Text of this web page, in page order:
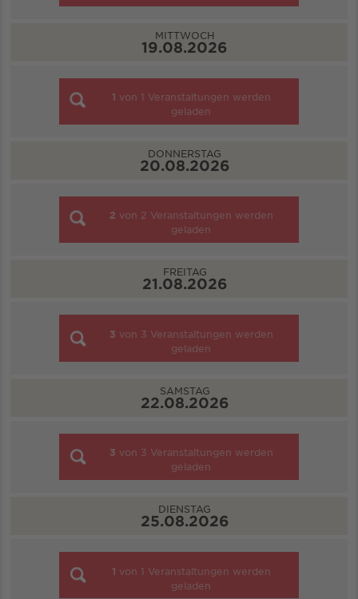
MITTWOCH
19.08.2026
1 von 1 Veranstaltungen werden
geladen
DONNERSTAG
20.08.2026
2 von 2 Veranstaltungen werden
geladen
FREITAG
21.08.2026
3 von 3 Veranstaltungen werden
geladen
SAMSTAG
22.08.2026
3 von 3 Veranstaltungen werden
geladen
DIENSTAG
25.08.2026
1 von 1 Veranstaltungen werden
geladen